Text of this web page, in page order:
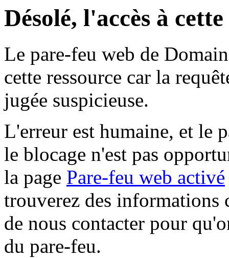
Désolé, l'accès à
Le pare-feu web de
cette ressource car la
jugée suspicieuse.
L'erreur est humaine, et le
le blocage n'est pas
la page Pare-feu web activé
trouverez des informations
de nous contacter pour
du pare-feu.